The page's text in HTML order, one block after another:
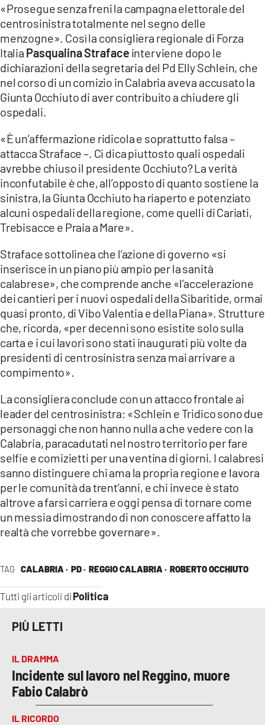
ILREGGINO.IT
COSENZACHANNEL.IT
ILVIBONESE.IT
CATANZAROCHANNEL.IT
App
ANDROID
APPLE
TAG CALABRIA · PD · REGGIO CALABRIA · ROBERTO OCCHIUTO
Tutti gli articoli di Politica
«Prosegue senza freni la campagna elettorale del
centrosinistra totalmente nel segno delle
menzogne». Così la consigliera regionale di Forza
Italia Pasqualina Straface interviene dopo le
dichiarazioni della segretaria del Pd Elly Schlein, che
nel corso di un comizio in Calabria aveva accusato la
Giunta Occhiuto di aver contribuito a chiudere gli
ospedali.
«È un’affermazione ridicola e soprattutto falsa –
attacca Straface –. Ci dica piuttosto quali ospedali
avrebbe chiuso il presidente Occhiuto? La verità
inconfutabile è che, all’opposto di quanto sostiene la
sinistra, la Giunta Occhiuto ha riaperto e potenziato
alcuni ospedali della regione, come quelli di Cariati,
Trebisacce e Praia a Mare».
Straface sottolinea che l’azione di governo «si
inserisce in un piano più ampio per la sanità
calabrese», che comprende anche «l’accelerazione
dei cantieri per i nuovi ospedali della Sibaritide, ormai
quasi pronto, di Vibo Valentia e della Piana». Strutture
che, ricorda, «per decenni sono esistite solo sulla
carta e i cui lavori sono stati inaugurati più volte da
presidenti di centrosinistra senza mai arrivare a
compimento».
La consigliera conclude con un attacco frontale ai
leader del centrosinistra: «Schlein e Tridico sono due
personaggi che non hanno nulla a che vedere con la
Calabria, paracadutati nel nostro territorio per fare
selfie e comizietti per una ventina di giorni. I calabresi
sanno distinguere chi ama la propria regione e lavora
per le comunità da trent’anni, e chi invece è stato
altrove a farsi carriera e oggi pensa di tornare come
un messia dimostrando di non conoscere affatto la
realtà che vorrebbe governare».
PIÙ LETTI
IL DRAMMA
Incidente sul lavoro nel Reggino, muore
Fabio Calabrò
IL RICORDO